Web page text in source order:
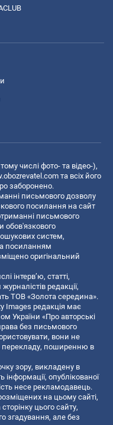
числі фото- та відео-),
та всіх його
заборонено.
письмового дозволу
посилання на сайт
письмового
обов'язкового
систем,
посиланням
оригінальний
інтерв’ю, статті,
редакції,
ТОВ «Золота середина».
Images редакція має
України «Про авторські
без письмового
вони не
перекладу, поширенню в
зору, викладену в
інформації, опублікованої
несе рекламодавець.
на цьому сайті,
цього сайту,
згадування, але без